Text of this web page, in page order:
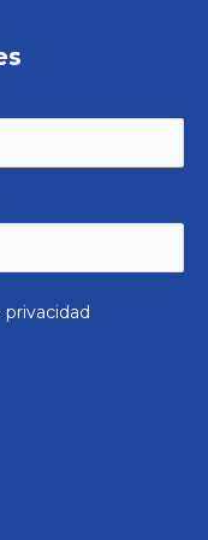
privacidad